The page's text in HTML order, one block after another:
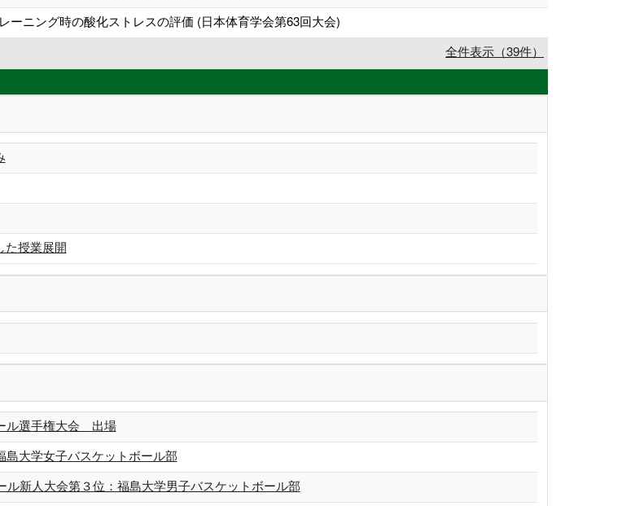
ーニング時の酸化ストレスの評価 (日本体育学会第63回大会)
全件表示（39件）
た授業展開
ル選手権大会 出場
大学女子バスケットボール部
ル新人大会第３位：福島大学男子バスケットボール部